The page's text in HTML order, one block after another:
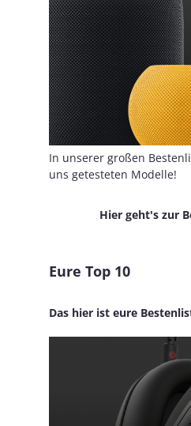
In unserer großen
uns getesteten Modelle!
Hier geht's zur
Eure Top 10
Das hier ist eure